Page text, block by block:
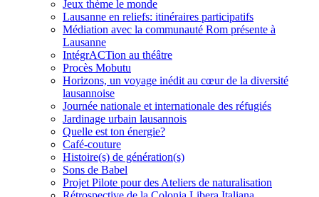
Jeux thème le monde
Lausanne en reliefs: itinéraires participatifs
Médiation avec la communauté Rom présente à
Lausanne
IntégrACTion au théâtre
Procès Mobutu
Horizons, un voyage inédit au cœur de la diversité
lausannoise
Journée nationale et internationale des réfugiés
Jardinage urbain lausannois
Quelle est ton énergie?
Café-couture
Histoire(s) de génération(s)
Sons de Babel
Projet Pilote pour des Ateliers de naturalisation